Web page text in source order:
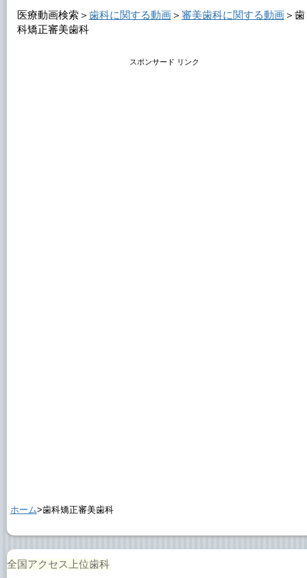
医療動画検索＞ 歯科に関する動画＞ 審美歯科に関する動画＞ 歯
科矯正審美歯科
スポンサード リンク
ホーム>歯科矯正審美歯科
全国アクセス上位歯科